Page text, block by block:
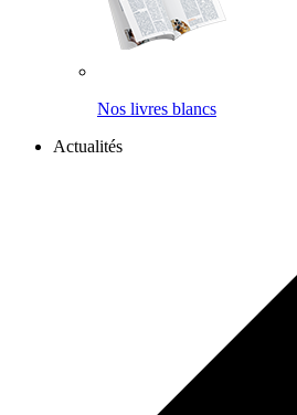
Nos livres blancs
Actualités